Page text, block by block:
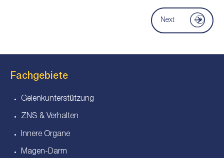
Next
Fachgebiete
Gelenkunterstützung
ZNS & Verhalten
Innere Organe
Magen-Darm